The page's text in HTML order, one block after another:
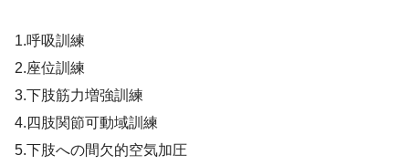
1.呼吸訓練
2.座位訓練
3.下肢筋力増強訓練
4.四肢関節可動域訓練
5.下肢への間欠的空気加圧